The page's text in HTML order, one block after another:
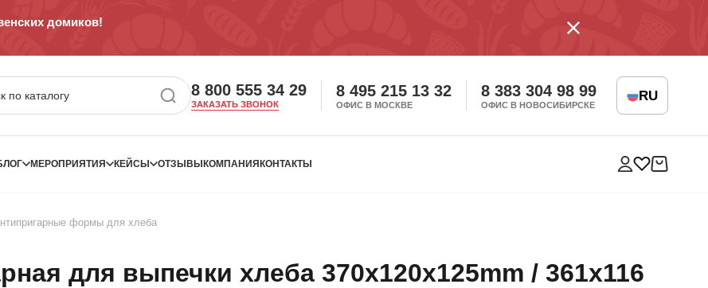
домиков!
8 800 555 34 29
ЗАКАЗАТЬ ЗВОНОК
8 495 215 13 32
ОФИС В МОСКВЕ
8 383 304 98 99
ОФИС В НОВОСИБИРСКЕ
RU
МЕРОПРИЯТИЯ КЕЙСЫ ОТЗЫВЫ КОМПАНИЯ КОНТАКТЫ
формы для хлеба
для выпечки хлеба 370x120x125mm / 361х116